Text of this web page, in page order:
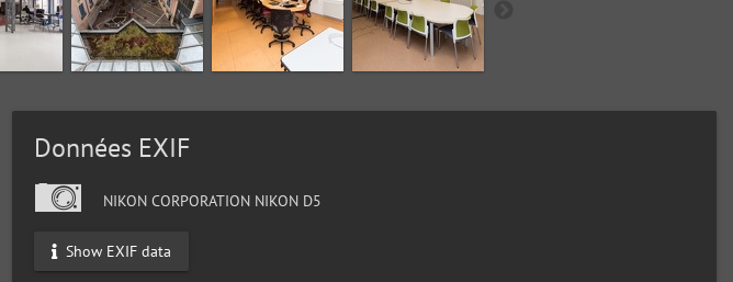
Données EXIF
NIKON CORPORATION NIKON D5
Show EXIF data